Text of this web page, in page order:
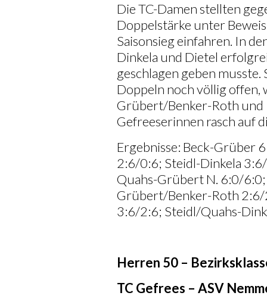
Die TC-Damen stellten
Doppelstärke unter
Saisonsieg einfahren. In
Dinkela und Dietel
geschlagen geben
Doppeln noch völlig offen,
Grübert/Benker-Roth
Gefreeserinnen rasch auf
Ergebnisse: Beck-Grüber
2:6/0:6; Steidl-Dinkela
Quahs-Grübert N. 6:0/
Grübert/Benker-Roth
3:6/2:6; Steidl/Quahs-
Herren 50 –
TC Gefrees – ASV